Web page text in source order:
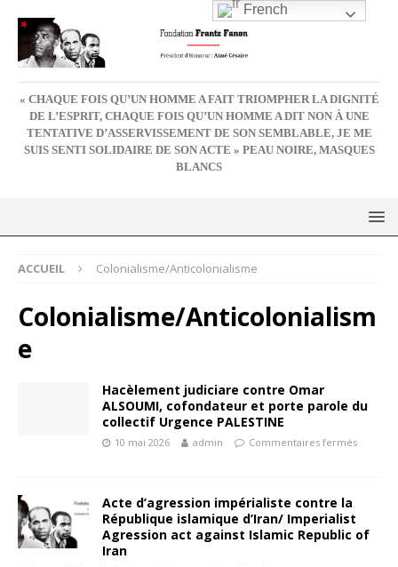
« CHAQUE FOIS QU’UN HOMME A FAIT TRIOMPHER LA DIGNITÉ
DE L’ESPRIT, CHAQUE FOIS QU’UN HOMME A DIT NON À UNE
TENTATIVE D’ASSERVISSEMENT DE SON SEMBLABLE, JE ME
SUIS SENTI SOLIDAIRE DE SON ACTE » PEAU NOIRE, MASQUES
BLANCS
ACCUEIL Colonialisme/Anticolonialisme
Colonialisme/Anticolonialism
e
Hacèlement judiciare contre Omar
ALSOUMI, cofondateur et porte parole du
collectif Urgence PALESTINE
10 mai 2026 admin Commentaires fermés
Acte d’agression impérialiste contre la
République islamique d’Iran/ Imperialist
Agression act against Islamic Republic of
Iran
French